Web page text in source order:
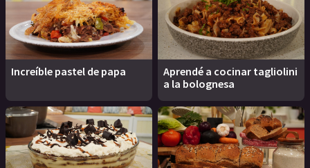
Increíble pastel de papa
Aprendé a cocinar tagliolini
a la bolognesa